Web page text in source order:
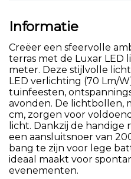
Informatie
Creëer een sfeervolle
terras met de Luxar LED
meter. Deze stijlvolle
LED verlichting (70 Lm/
tuinfeesten,
avonden. De lichtbollen,
cm, zorgen voor
licht. Dankzij de
een aansluitsnoer van
bang te zijn voor lege
ideaal maakt voor
evenementen.